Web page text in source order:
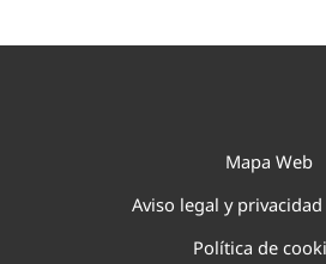
Mapa Web
Aviso legal y
Política de